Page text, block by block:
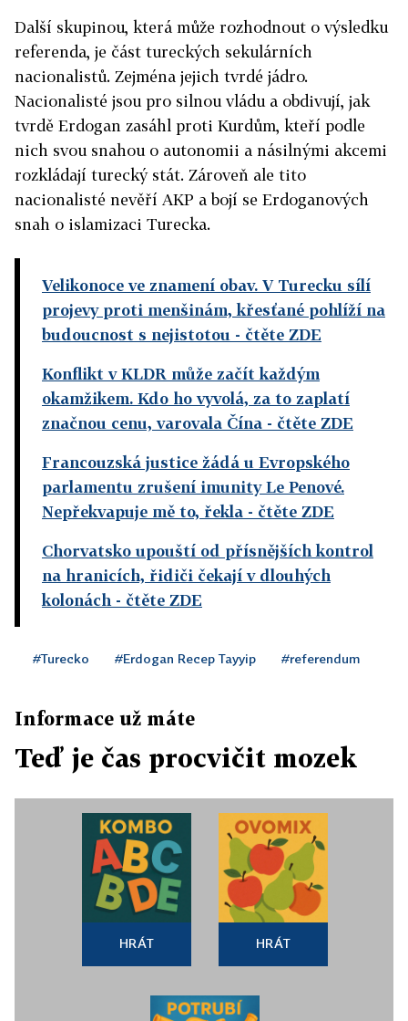
Další skupinou, která může rozhodnout o výsledku
referenda, je část tureckých sekulárních
nacionalistů. Zejména jejich tvrdé jádro.
Nacionalisté jsou pro silnou vládu a obdivují, jak
tvrdě Erdogan zasáhl proti Kurdům, kteří podle
nich svou snahou o autonomii a násilnými akcemi
rozkládají turecký stát. Zároveň ale tito
nacionalisté nevěří AKP a bojí se Erdoganových
snah o islamizaci Turecka.
Velikonoce ve znamení obav. V Turecku sílí
projevy proti menšinám, křesťané pohlíží na
budoucnost s nejistotou - čtěte ZDE
Konflikt v KLDR může začít každým
okamžikem. Kdo ho vyvolá, za to zaplatí
značnou cenu, varovala Čína - čtěte ZDE
Francouzská justice žádá u Evropského
parlamentu zrušení imunity Le Penové.
Nepřekvapuje mě to, řekla - čtěte ZDE
Chorvatsko upouští od přísnějších kontrol
na hranicích, řidiči čekají v dlouhých
kolonách - čtěte ZDE
#Turecko #Erdogan Recep Tayyip #referendum
Informace už máte
Teď je čas procvičit mozek
HRÁT HRÁT